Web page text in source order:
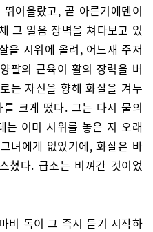
어올랐고, 곧 아른기에덴이
그 얼음 장벽을 쳐다보고 있
을 시위에 올려, 어느새 주저
팔의 근육이 활의 장력을 버
는 자신을 향해 화살을 겨누
크게 떴다. 그는 다시 물의
는 이미 시위를 놓은 지 오래
녀에게 없었기에, 화살은 바
쳤다. 급소는 비껴간 것이었
비 독이 그 즉시 듣기 시작하